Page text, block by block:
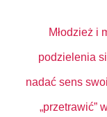
Młodzież i
podzielenia
nadać sens
„przetrawić”